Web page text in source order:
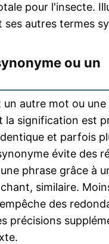
pour l'insecte.
autres termes
ou un
un autre mot ou
la signification est
et parfois
évite des
phrase grâce à
similaire.
des
précisions